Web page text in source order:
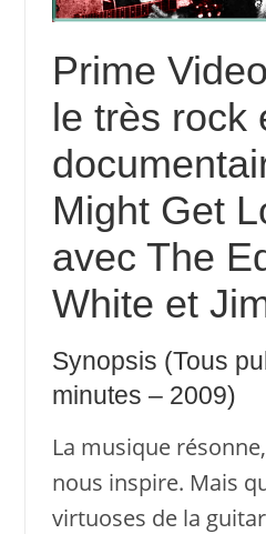
Prime
le très rock
Might Get
avec The
White et
Synopsis (Tous
minutes – 2009)
La musique
nous inspire. Mais
virtuoses de la